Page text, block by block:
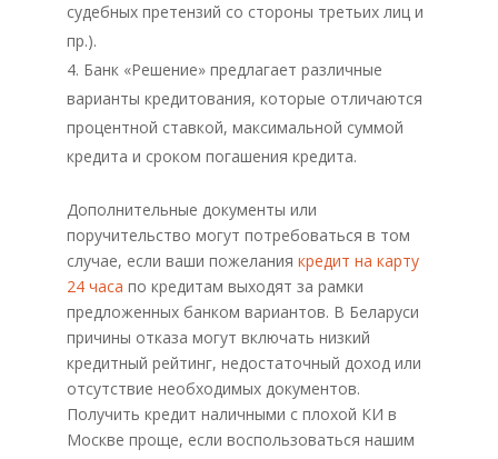
судебных претензий со стороны третьих лиц и
пр.).
Банк «Решение» предлагает различные
варианты кредитования, которые отличаются
процентной ставкой, максимальной суммой
кредита и сроком погашения кредита.
Дополнительные документы или
поручительство могут потребоваться в том
случае, если ваши пожелания кредит на карту
24 часа по кредитам выходят за рамки
предложенных банком вариантов. В Беларуси
причины отказа могут включать низкий
кредитный рейтинг, недостаточный доход или
отсутствие необходимых документов.
Получить кредит наличными с плохой КИ в
Москве проще, если воспользоваться нашим